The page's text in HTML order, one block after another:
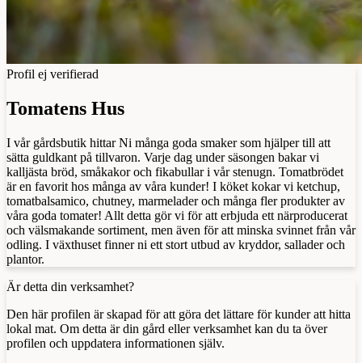
Profil ej verifierad
Tomatens Hus
I vår gårdsbutik hittar Ni många goda smaker som hjälper till att
sätta guldkant på tillvaron. Varje dag under säsongen bakar vi
kalljästa bröd, småkakor och fikabullar i vår stenugn. Tomatbrödet
är en favorit hos många av våra kunder! I köket kokar vi ketchup,
tomatbalsamico, chutney, marmelader och många fler produkter av
våra goda tomater! Allt detta gör vi för att erbjuda ett närproducerat
och välsmakande sortiment, men även för att minska svinnet från vår
odling. I växthuset finner ni ett stort utbud av kryddor, sallader och
plantor.
Är detta din verksamhet?
Den här profilen är skapad för att göra det lättare för kunder att hitta
lokal mat. Om detta är din gård eller verksamhet kan du ta över
profilen och uppdatera informationen själv.